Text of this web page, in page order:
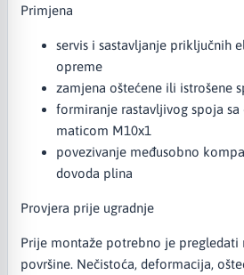
Primjena
servis i sastavljanje priključnih
opreme
zamjena oštećene ili istrošene
formiranje rastavljivog spoja sa
maticom M10x1
povezivanje međusobno
dovoda plina
Provjera prije ugradnje
Prije montaže potrebno je pregledati
površine. Nečistoća, deformacija,